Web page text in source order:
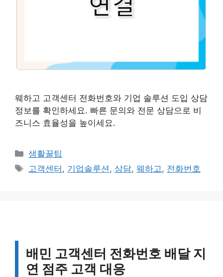
웨하고 고객센터 전화번호와 기업 솔루션 도입 상담
정보를 확인하세요. 빠른 문의와 전문 상담으로 비
즈니스 효율성을 높이세요.
카
테
생활꿀팁
태
고객센터 , 기업솔루션, 상담,웨하고, 전화번호
배민 고객센터 전화번호 배달 지
연 점주 고객 대응